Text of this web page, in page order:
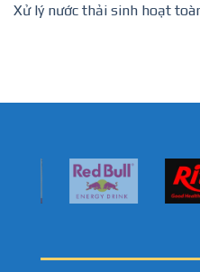
Xử lý nước thải sinh hoạt